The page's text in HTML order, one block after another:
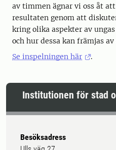
av timmen ägnar vi oss åt
resultaten genom att
kring olika aspekter av
och hur dessa kan främjas
Se inspelningen här
.
Institutionen för stad
Besöksadress